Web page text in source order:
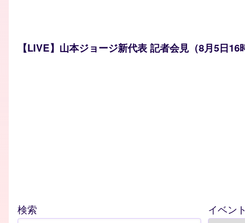
【LIVE】山本ジョージ新代表 記者会見（8月5日16
検索 イベン